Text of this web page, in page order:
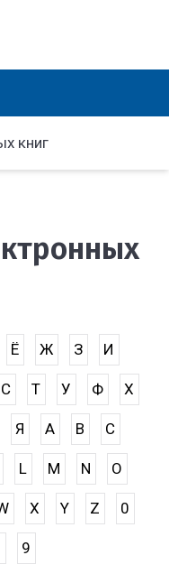
книг
Ё Ж З И
С Т У Ф Х
Я A B C
L M N O
X Y Z 0
9